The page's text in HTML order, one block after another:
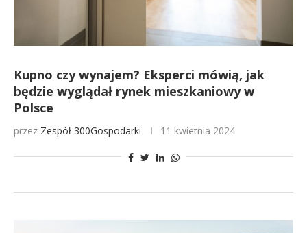
Kupno czy wynajem? Eksperci mówią, jak
będzie wyglądał rynek mieszkaniowy w
Polsce
przez Zespół 300Gospodarki 11 kwietnia 2024